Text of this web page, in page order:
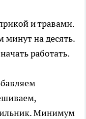
и травами.
минут на десять.
работать.
Минимум